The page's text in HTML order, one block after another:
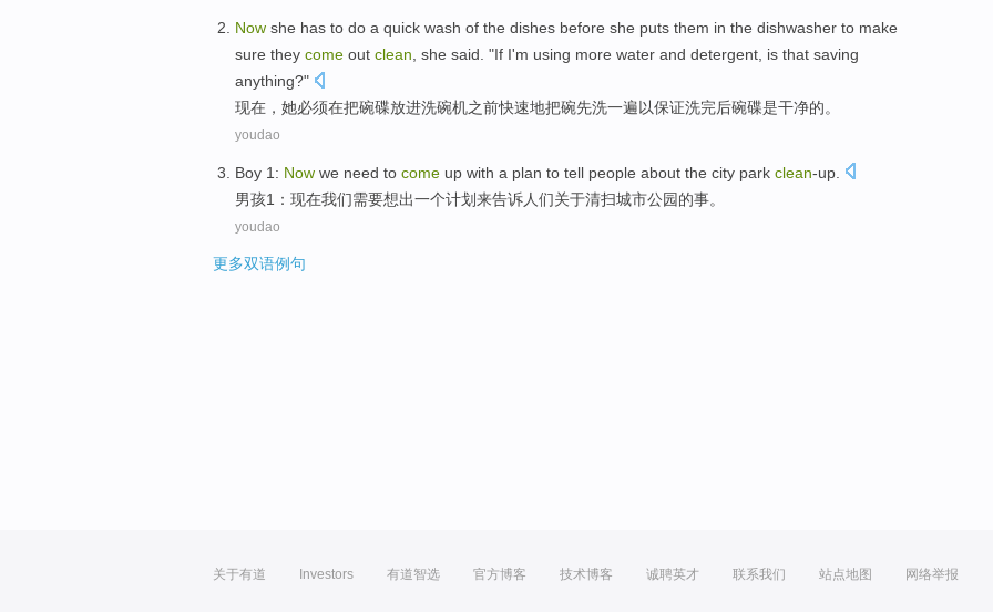
Now she has to do a quick wash of the dishes before she puts them in the dishwasher to make
sure they come out clean , she said. "If I'm using more water and detergent, is that saving
anything?"
现在 ， 她必须在把碗碟放进洗碗机之前快速地把碗先洗一遍以保证洗完后碗碟是干净的。
youdao
Boy 1 : Now we need to come up with a plan to tell people about the city park clean-up
男孩1 ： 现在我们需要想出一个计划来告诉人们关于清扫城市公园的事。
youdao
更多双语例句
关于有道 Investors 有道智选 官方博客 技术博客 诚聘英才 联系我们 站点地图 网络举报